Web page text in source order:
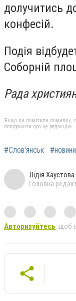
долучитись
конфесій.
Подія
Соборній
Рада
Якщо ви помітили помилку,
повідомити про це редакцію
#Слов'янськ #новини
Лідія Хаустова
Головна
Авторизуйтесь, щоб